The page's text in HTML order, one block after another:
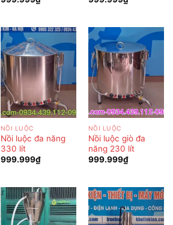
NỒI LUỘC
Nồi luộc đa năng
330 lít
999.999₫
NỒI LUỘC
Nồi luộc giò đa
năng 230 lít
999.999₫